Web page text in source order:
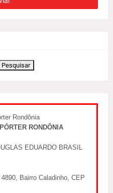
RONDÔNIA
EDUARDO BRASIL
4890, Bairro Caladinho, CEP